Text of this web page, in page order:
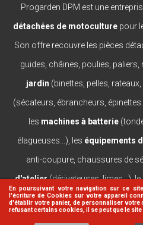
En poursuivant votre navigation sur ce
l'écriture de Cookies sur votre appareil
d'établir votre panier, de personnaliser votre
refusant certains cookies, il se peut que le
Progarden DPM est une
détachées de motoculturepour
Son offre recouvre les pièces
guides, châines, poulies, paliers,
jardin (binettes, pelles,
(sécateurs, ébrancheurs,
les machines à batterie
élagueuses...), les équipements
anti-coupure, chaussures de
d'atelier(dériveteuses, limes...), le
casques,